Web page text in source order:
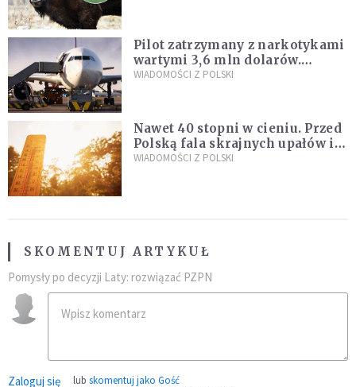
Pilot zatrzymany z narkotykami
wartymi 3,6 mln dolarów.
Śledczy podejrzewają, że latał
WIADOMOŚCI Z POLSKI
Nawet 40 stopni w cieniu. Przed
Polską fala skrajnych upałów i
gwałtowne burze
WIADOMOŚCI Z POLSKI
SKOMENTUJ ARTYKUŁ
Pomysły po decyzji Laty: rozwiązać PZPN
Zaloguj się lub skomentuj jako Gość